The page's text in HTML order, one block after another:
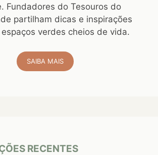
Fundadores do Tesouros do
partilham dicas e inspirações
verdes cheios de vida.
SAIBA MAIS
RECENTES